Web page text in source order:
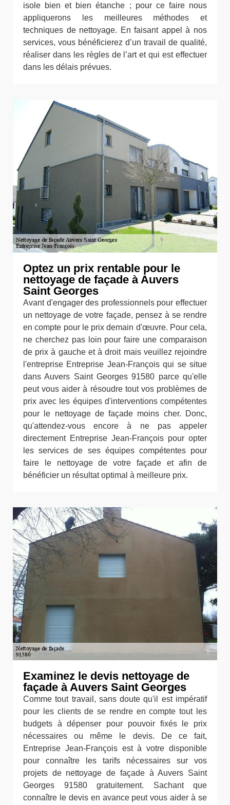
isole bien et bien étanche ; pour ce faire nous
appliquerons les meilleures méthodes et
techniques de nettoyage. En faisant appel à nos
services, vous bénéficierez d’un travail de qualité,
réaliser dans les règles de l’art et qui est effectuer
dans les délais prévues.
Optez un prix rentable pour le
nettoyage de façade à Auvers
Saint Georges
Avant d'engager des professionnels pour effectuer
un nettoyage de votre façade, pensez à se rendre
en compte pour le prix demain d'œuvre. Pour cela,
ne cherchez pas loin pour faire une comparaison
de prix à gauche et à droit mais veuillez rejoindre
l'entreprise Entreprise Jean-François qui se situe
dans Auvers Saint Georges 91580 parce qu'elle
peut vous aider à résoudre tout vos problèmes de
prix avec les équipes d'interventions compétentes
pour le nettoyage de façade moins cher. Donc,
qu'attendez-vous encore à ne pas appeler
directement Entreprise Jean-François pour opter
les services de ses équipes compétentes pour
faire le nettoyage de votre façade et afin de
bénéficier un résultat optimal à meilleure prix.
Examinez le devis nettoyage de
façade à Auvers Saint Georges
Comme tout travail, sans doute qu'il est impératif
pour les clients de se rendre en compte tout les
budgets à dépenser pour pouvoir fixés le prix
nécessaires ou même le devis. De ce fait,
Entreprise Jean-François est à votre disponible
pour connaître les tarifs nécessaires sur vos
projets de nettoyage de façade à Auvers Saint
Georges 91580 gratuitement. Sachant que
connaître le devis en avance peut vous aider à se